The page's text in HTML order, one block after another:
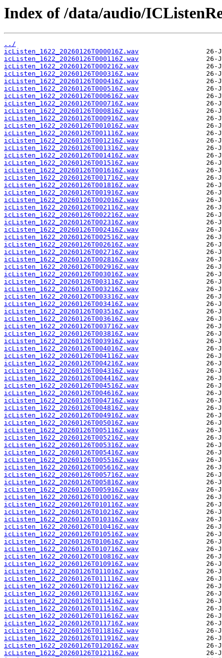
Index of /data/audio/
../
icListen_1622_20260126T000016Z.wav
icListen_1622_20260126T000116Z.wav
icListen_1622_20260126T000216Z.wav
icListen_1622_20260126T000316Z.wav
icListen_1622_20260126T000416Z.wav
icListen_1622_20260126T000516Z.wav
icListen_1622_20260126T000616Z.wav
icListen_1622_20260126T000716Z.wav
icListen_1622_20260126T000816Z.wav
icListen_1622_20260126T000916Z.wav
icListen_1622_20260126T001016Z.wav
icListen_1622_20260126T001116Z.wav
icListen_1622_20260126T001216Z.wav
icListen_1622_20260126T001316Z.wav
icListen_1622_20260126T001416Z.wav
icListen_1622_20260126T001516Z.wav
icListen_1622_20260126T001616Z.wav
icListen_1622_20260126T001716Z.wav
icListen_1622_20260126T001816Z.wav
icListen_1622_20260126T001916Z.wav
icListen_1622_20260126T002016Z.wav
icListen_1622_20260126T002116Z.wav
icListen_1622_20260126T002216Z.wav
icListen_1622_20260126T002316Z.wav
icListen_1622_20260126T002416Z.wav
icListen_1622_20260126T002516Z.wav
icListen_1622_20260126T002616Z.wav
icListen_1622_20260126T002716Z.wav
icListen_1622_20260126T002816Z.wav
icListen_1622_20260126T002916Z.wav
icListen_1622_20260126T003016Z.wav
icListen_1622_20260126T003116Z.wav
icListen_1622_20260126T003216Z.wav
icListen_1622_20260126T003316Z.wav
icListen_1622_20260126T003416Z.wav
icListen_1622_20260126T003516Z.wav
icListen_1622_20260126T003616Z.wav
icListen_1622_20260126T003716Z.wav
icListen_1622_20260126T003816Z.wav
icListen_1622_20260126T003916Z.wav
icListen_1622_20260126T004016Z.wav
icListen_1622_20260126T004116Z.wav
icListen_1622_20260126T004216Z.wav
icListen_1622_20260126T004316Z.wav
icListen_1622_20260126T004416Z.wav
icListen_1622_20260126T004516Z.wav
icListen_1622_20260126T004616Z.wav
icListen_1622_20260126T004716Z.wav
icListen_1622_20260126T004816Z.wav
icListen_1622_20260126T004916Z.wav
icListen_1622_20260126T005016Z.wav
icListen_1622_20260126T005116Z.wav
icListen_1622_20260126T005216Z.wav
icListen_1622_20260126T005316Z.wav
icListen_1622_20260126T005416Z.wav
icListen_1622_20260126T005516Z.wav
icListen_1622_20260126T005616Z.wav
icListen_1622_20260126T005716Z.wav
icListen_1622_20260126T005816Z.wav
icListen_1622_20260126T005916Z.wav
icListen_1622_20260126T010016Z.wav
icListen_1622_20260126T010116Z.wav
icListen_1622_20260126T010216Z.wav
icListen_1622_20260126T010316Z.wav
icListen_1622_20260126T010416Z.wav
icListen_1622_20260126T010516Z.wav
icListen_1622_20260126T010616Z.wav
icListen_1622_20260126T010716Z.wav
icListen_1622_20260126T010816Z.wav
icListen_1622_20260126T010916Z.wav
icListen_1622_20260126T011016Z.wav
icListen_1622_20260126T011116Z.wav
icListen_1622_20260126T011216Z.wav
icListen_1622_20260126T011316Z.wav
icListen_1622_20260126T011416Z.wav
icListen_1622_20260126T011516Z.wav
icListen_1622_20260126T011616Z.wav
icListen_1622_20260126T011716Z.wav
icListen_1622_20260126T011816Z.wav
icListen_1622_20260126T011916Z.wav
icListen_1622_20260126T012016Z.wav
icListen_1622_20260126T012116Z.wav